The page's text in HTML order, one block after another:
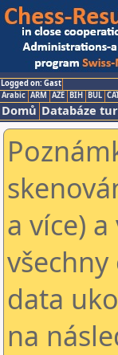
Logged on: Gast
Arabic ARM AZE BIH BUL
Domů Databáze
a více)
data
na